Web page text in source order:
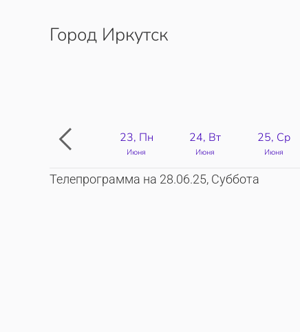
Перейти к содержимому
Город Иркутск
23, Пн
Июня
24, Вт
Июня
25, Ср
Июня
Телепрограмма на 28.06.25, Суббота